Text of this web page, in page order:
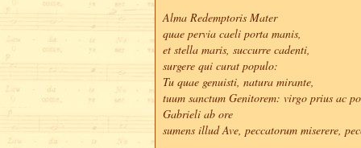
Alma Redemptoris Mater
quae pervia caeli porta manis,
et stella maris, succurre cadenti,
surgere qui curat populo:
Tu quae genuisti, natura mirante,
tuum sanctum Genitorem: virgo prius ac
Gabrieli ab ore
sumens illud Ave, peccatorum miserere,